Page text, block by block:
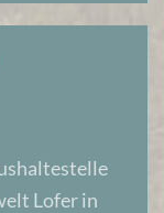
Lofer in